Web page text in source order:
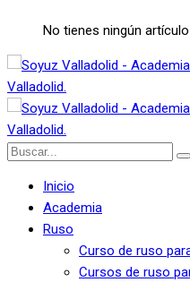
No tienes ningún
Inicio
Academia
Ruso
Curso de ruso
Cursos de ruso